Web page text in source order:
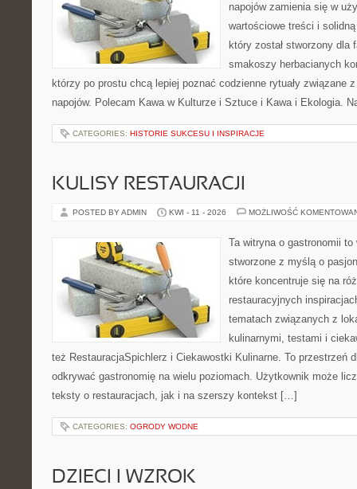
napojów zamienia się w
wartościowe treści i
który został stworzony dla
smakoszy herbacianych
którzy po prostu chcą lepiej poznać codzienne rytuały związane
napojów. Polecam Kawa w Kulturze i Sztuce i Kawa i Ekologia.
CATEGORIES: HISTORIE SUKCESU I INSPIRACJE
KULISY RESTAURACJI
POSTED BY ADMIN KWI - 11 - 2026 MOŻLIWOŚĆ
Ta witryna o gastronomii
stworzone z myślą o
które koncentruje się na
restauracyjnych
tematach związanych z
kulinarnymi, testami i
też RestauracjaSpichlerz i Ciekawostki Kulinarne. To przestrzeń
odkrywać gastronomię na wielu poziomach. Użytkownik może
teksty o restauracjach, jak i na szerszy kontekst […]
CATEGORIES: OGRODY WODNE
DZIECI I WZROK